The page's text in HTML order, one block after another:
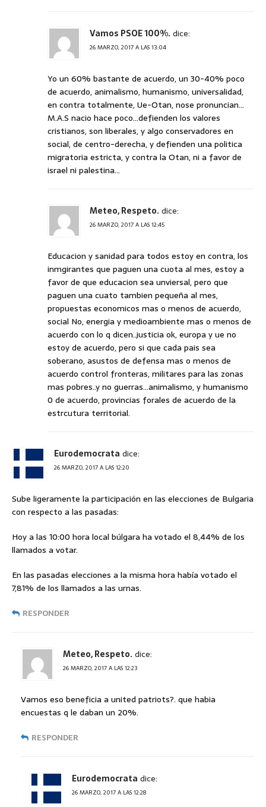
Vamos PSOE 100%.dice:
26 MARZO, 2017 A LAS 13:04
Yo un 60% bastante de acuerdo, un 30-40% poco
de acuerdo, animalismo, humanismo, universalidad,
en contra totalmente, Ue-Otan, nose pronuncian…
M.A.S nacio hace poco…defienden los valores
cristianos, son liberales, y algo conservadores en
social, de centro-derecha, y defienden una politica
migratoria estricta, y contra la Otan, ni a favor de
israel ni palestina…
Meteo, Respeto.dice:
26 MARZO, 2017 A LAS 12:45
Educacion y sanidad para todos estoy en contra, los
inmgirantes que paguen una cuota al mes, estoy a
favor de que educacion sea unviersal, pero que
paguen una cuato tambien pequeña al mes,
propuestas economicos mas o menos de acuerdo,
social No, energia y medioambiente mas o menos de
acuerdo con lo q dicen..justicia ok, europa y ue no
estoy de acuerdo, pero si que cada pais sea
soberano, asustos de defensa mas o menos de
acuerdo control fronteras, militares para las zonas
mas pobres..y no guerras…animalismo, y humanismo
0 de acuerdo, provincias forales de acuerdo de la
estrcutura territorial.
Eurodemocrata dice:
26 MARZO, 2017 A LAS 12:20
Sube ligeramente la participación en las elecciones de Bulgaria
con respecto a las pasadas:
Hoy a las 10:00 hora local búlgara ha votado el 8,44% de los
llamados a votar.
En las pasadas elecciones a la misma hora había votado el
7,81% de los llamados a las urnas.
RESPONDER
Meteo, Respeto.dice:
26 MARZO, 2017 A LAS 12:23
Vamos eso beneficia a united patriots?. que habia
encuestas q le daban un 20%.
RESPONDER
Eurodemocrata dice:
26 MARZO, 2017 A LAS 12:28